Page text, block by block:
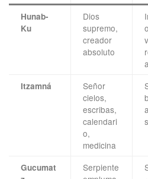
Hunab-
Ku
Dios
supremo,
creador
absoluto
Itzamná
Señor
cielos,
escribas,
calendari
o,
medicina
Gucumat
Serpiente